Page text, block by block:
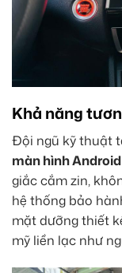
Khả năng
Đội ngũ kỹ thuật
màn hình
giắc cắm zin,
hệ thống bảo
mặt dưỡng thiết
mỹ liền lạc như